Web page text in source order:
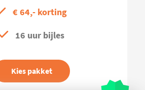
€ 64,- korting
16 uur bijles
Kies pakket